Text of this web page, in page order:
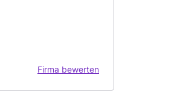
Firma bewerten